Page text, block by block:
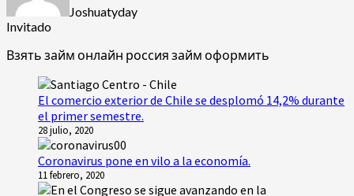
Joshuatyday
Invitado
Взять займ онлайн россия займ оформить
El comercio exterior de Chile se desplomó 14,2% durante
el primer semestre.
28 julio, 2020
Coronavirus pone en vilo a la economía.
11 febrero, 2020